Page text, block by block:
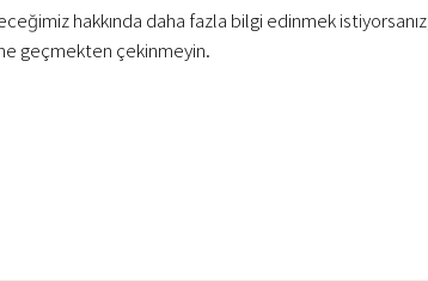
hakkında daha fazla bilgi edinmek istiyorsanız,
geçmekten çekinmeyin.